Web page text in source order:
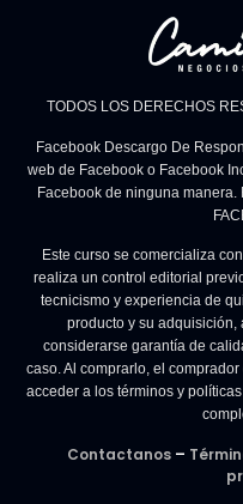
TODOS LOS DERECHOS
Facebook Descargo De
web de Facebook o Facebook
Facebook de ninguna manera.
Este curso se comercializa
realiza un control editorial
tecnicismo y experiencia de
producto y su adquisición,
considerarse garantía de
caso. Al comprarlo, el
acceder a los términos y
Contactanos–